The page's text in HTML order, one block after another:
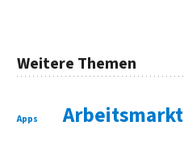
Weitere Themen
Apps Arbeitsmarkt